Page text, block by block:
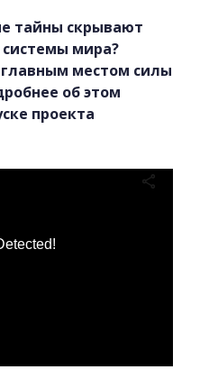
тайны скрывают
мира?
местом силы
об этом
проекта